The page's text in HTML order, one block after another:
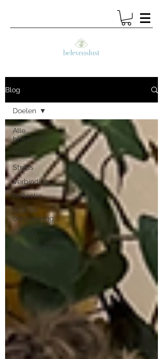
Blog
Alle
blogposts
Yoga
Stress
Verbinding
Reflectie
Rust en
ontspanning
Doelen
Psychologie
Doelen